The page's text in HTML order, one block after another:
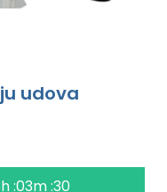
udova
:03m :30